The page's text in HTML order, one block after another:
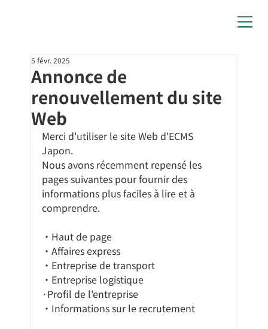
Annonce de
renouvellement du site
Web
5 févr. 2025
Merci d'utiliser le site Web d'ECMS
Japon.
Nous avons récemment repensé les
pages suivantes pour fournir des
informations plus faciles à lire et à
comprendre.
・Haut de page
・Affaires express
・Entreprise de transport
・Entreprise logistique
·Profil de l'entreprise
・Informations sur le recrutement